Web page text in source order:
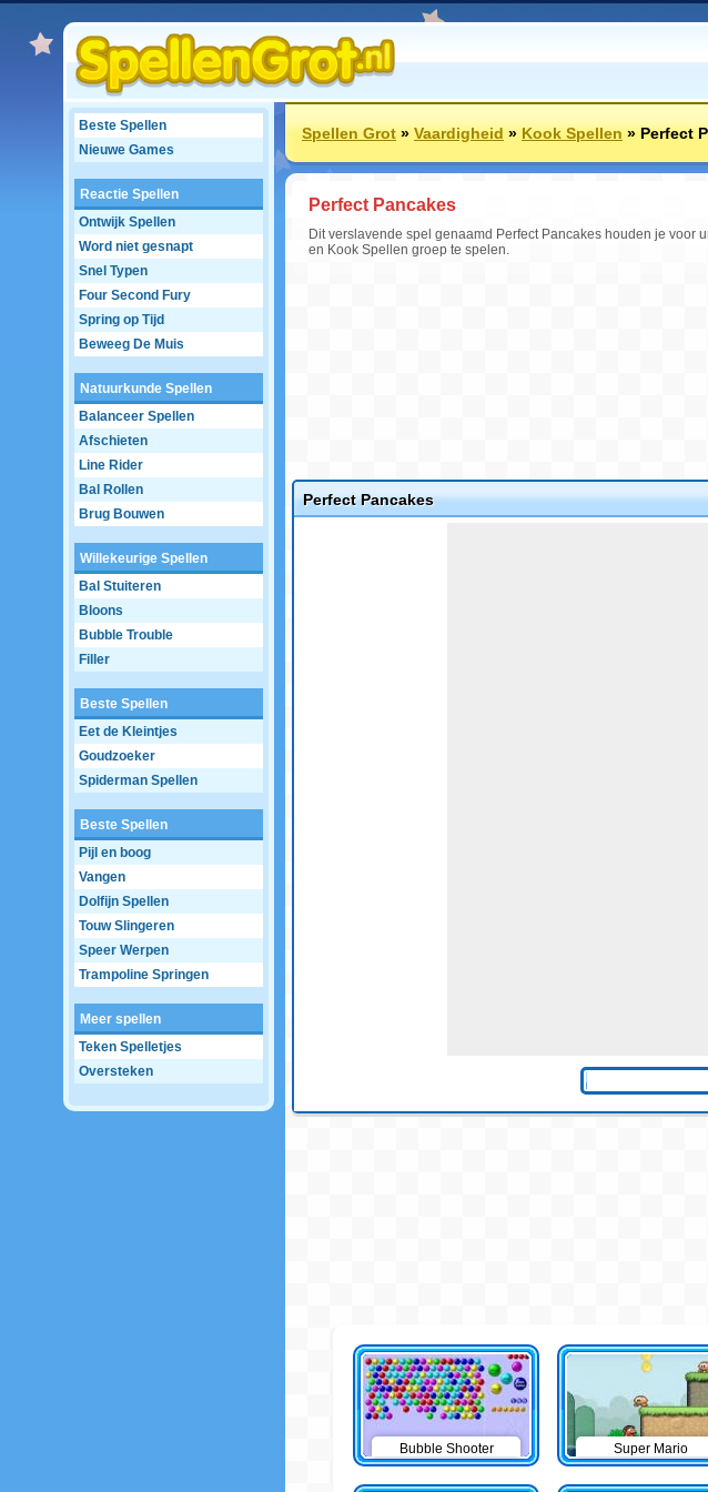
Beste Spellen
Nieuwe Games
Reactie Spellen
Ontwijk Spellen
Word niet gesnapt
Snel Typen
Four Second Fury
Spring op Tijd
Beweeg De Muis
Natuurkunde Spellen
Balanceer Spellen
Afschieten
Line Rider
Bal Rollen
Brug Bouwen
Willekeurige Spellen
Bal Stuiteren
Bloons
Bubble Trouble
Filler
Beste Spellen
Eet de Kleintjes
Goudzoeker
Spiderman Spellen
Beste Spellen
Pijl en boog
Vangen
Dolfijn Spellen
Touw Slingeren
Speer Werpen
Trampoline Springen
Meer spellen
Teken Spelletjes
Oversteken
Spellen Grot»Vaardigheid»Kook Spellen»Perfect
Perfect Pancakes
Dit verslavende spel genaamd Perfect Pancakes houden je voor
en Kook Spellen groep te spelen.
Perfect Pancakes
Bubble Shooter Super Mario